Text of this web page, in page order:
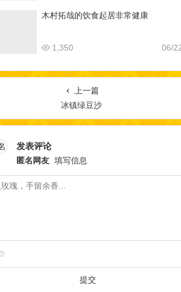
木村拓哉的饮食起居非常健康
06/
1,350
上一篇
冰镇绿豆沙
发表评论
匿名网友 填写信息